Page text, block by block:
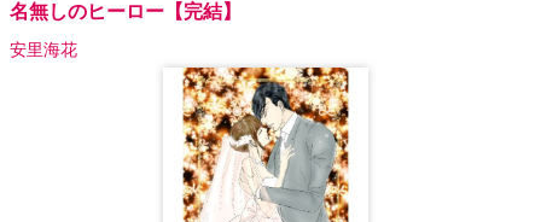
名無しのヒーロー【完結】
安里海花